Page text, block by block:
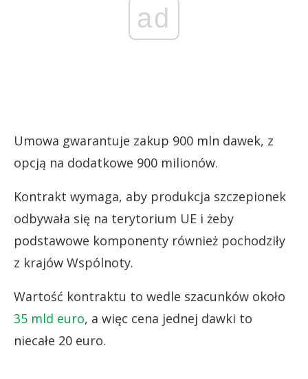
ad
Umowa gwarantuje zakup 900 mln dawek, z
opcją na dodatkowe 900 milionów.
Kontrakt wymaga, aby produkcja szczepionek
odbywała się na terytorium UE i żeby
podstawowe komponenty również pochodziły
z krajów Wspólnoty.
Wartość kontraktu to wedle szacunków około
35 mld euro, a więc cena jednej dawki to
niecałe 20 euro.